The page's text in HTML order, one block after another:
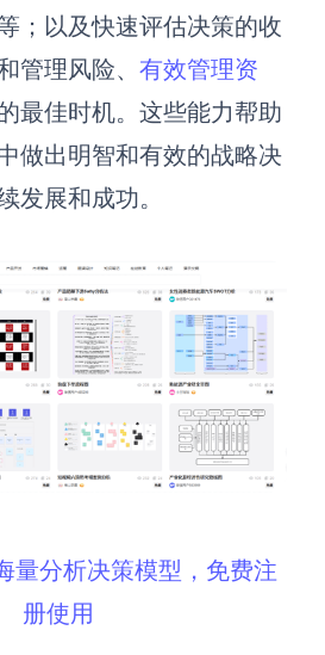
；以及快速评估决策的收
管理风险、 有效管理资
最佳时机。这些能力帮助
做出明智和有效的战略决
发展和成功。
量分析决策模型，免费注
册使用